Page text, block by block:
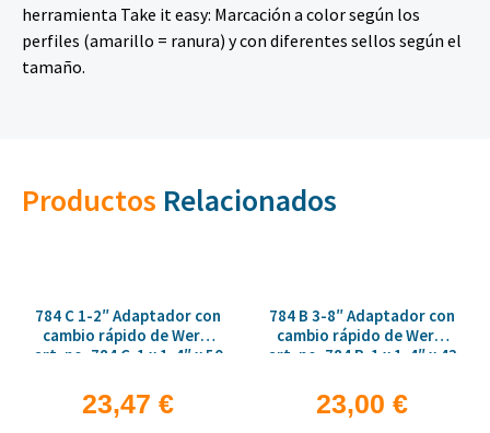
herramienta Take it easy: Marcación a color según los
perfiles (amarillo = ranura) y con diferentes sellos según el
tamaño.
Productos Relacionados
784 C 1-2″ Adaptador con
cambio rápido de Wera,
art. no. 784 C-1 x 1-4″ x 50
23,47 €
784 B 3-8″ Adaptador con
cambio rápido de Wera,
art. no. 784 B-1 x 1-4″ x 43
23,00 €